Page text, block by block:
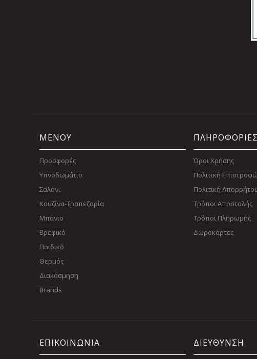
ΜΕΝΟΥ
Προσφορές
Υπνοδωμάτιο
Σαλόνι
Κουζίνα-Τραπεζαρία
Μπάνιο
Βρεφικό
Παιδικό
Θερμός
Διακόσμηση
Brands
ΠΛΗΡΟΦΟΡΙΕΣ
Όροι Χρήσης
Πολιτική
Πολιτική
Τρόποι Αποστολής
Τρόποι Πληρωμής
Δωροκάρτες
ΕΠΙΚΟΙΝΩΝΙΑ ΔΙΕΥΘΥΝΣΗ